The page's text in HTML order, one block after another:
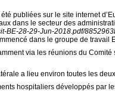
publiées sur le site internet
dans le secteur des
BE-28-29-Jun-2018.pdf/
dans le groupe de travail
via les réunions du
a lieu environ toutes les
hospitaliers développés par